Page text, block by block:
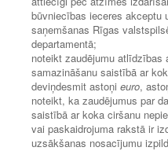
būvniecības ieceres akceptu
saņemšanas Rīgas
departamentā;
noteikt zaudējumu atlīdzības
samazināšanu saistībā ar
deviņdesmit astoņi euro,
noteikt, ka zaudējumus par
saistībā ar koka ciršanu
vai paskaidrojuma rakstā ir
uzsākšanas nosacījumu